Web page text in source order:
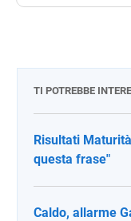
TI POTREBBE
Risultati
questa frase"
Caldo, allarme